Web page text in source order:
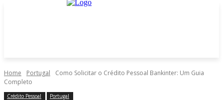
Home Portugal
Como Solicitar o Crédito Pessoal Bankinter: Um Guia
Completo
Crédito Pessoal Portugal